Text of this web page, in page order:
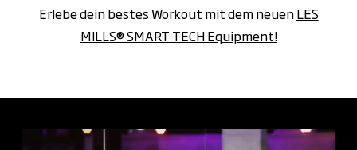
Erlebe dein bestes Workout mit dem neuenLES
MILLS® SMART TECH Equipment!